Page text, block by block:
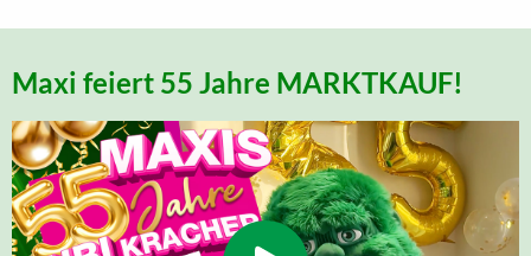
Maxi feiert 55 Jahre MARKTKAUF!